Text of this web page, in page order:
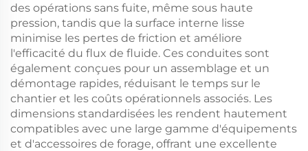
des opérations sans fuite, même sous haute
pression, tandis que la surface interne lisse
minimise les pertes de friction et améliore
l'efficacité du flux de fluide. Ces conduites sont
également conçues pour un assemblage et un
démontage rapides, réduisant le temps sur le
chantier et les coûts opérationnels associés. Les
dimensions standardisées les rendent hautement
compatibles avec une large gamme d'équipements
et d'accessoires de forage, offrant une excellente